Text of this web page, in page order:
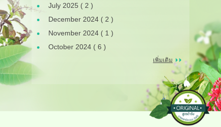
July 2025 ( 2 )
December 2024 ( 2 )
November 2024 ( 1 )
October 2024 ( 6 )
เพิ่มเติม